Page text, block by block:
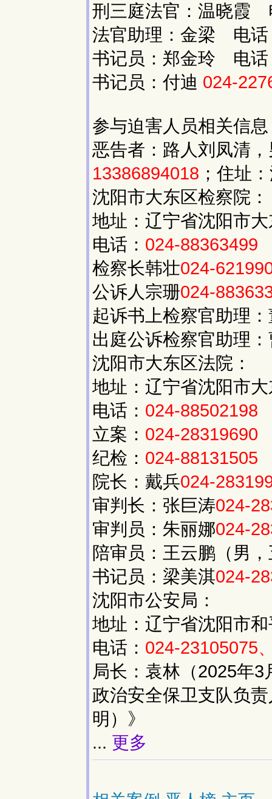
刑三庭法官：温晓霞
法官助理：金梁 电话
书记员：郑金玲 电话
书记员：付迪 024-
参与迫害人员相关信
恶告者：路人刘凤清
13386894018 ；住址
沈阳市大东区检察院：
地址：辽宁省沈阳市
电话： 024-88363499
检察长韩壮024-
公诉人宗珊024-
起诉书上检察官助理
出庭公诉检察官助理
沈阳市大东区法院：
地址：辽宁省沈阳市
电话： 024-88502198
立案： 024-28319690
纪检： 024-88131505
院长：戴兵024-
审判长：张巨涛024-
审判员：朱丽娜024-
陪审员：王云鹏（男
书记员：梁美淇024-
沈阳市公安局：
地址：辽宁省沈阳市
电话： 024-23105075
局长：袁林（2025年3
政治安全保卫支队负
明）》
... 更多